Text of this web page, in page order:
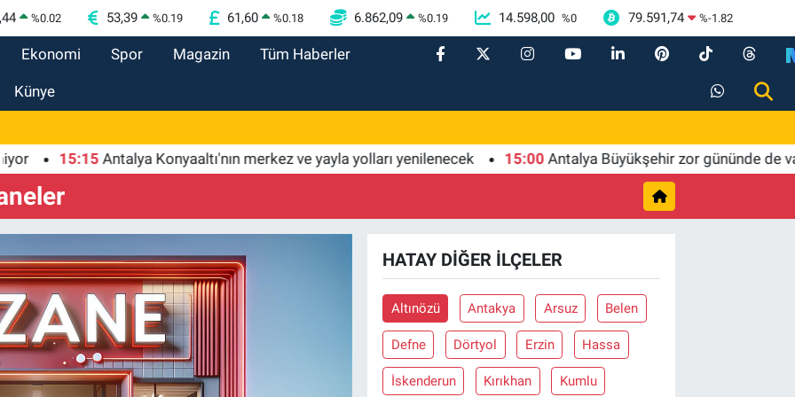
%0.02 53,39 %0.19 61,60 %0.18 6.862,09 %0.19 14.598,00 %0 79.591,74 %-1.82
Ekonomi Spor Magazin Tüm Haberler
Künye
15:15 Antalya Konyaaltı'nın merkez ve yayla yolları yenilenecek 15:00 Antalya Büyükşehir zor gününde de
HATAY DIĞER İLÇELER
Altınözü Antakya Arsuz Belen
Defne Dörtyol Erzin Hassa
İskenderun Kırıkhan Kumlu